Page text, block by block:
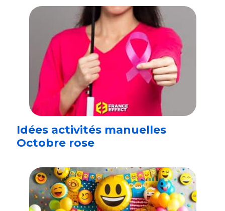
Idées activités manuelles
Octobre rose